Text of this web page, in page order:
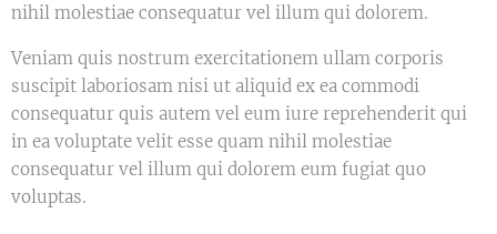
nihil molestiae consequatur vel illum qui dolorem.
Veniam quis nostrum exercitationem ullam corporis
suscipit laboriosam nisi ut aliquid ex ea commodi
consequatur quis autem vel eum iure reprehenderit qui
in ea voluptate velit esse quam nihil molestiae
consequatur vel illum qui dolorem eum fugiat quo
voluptas.